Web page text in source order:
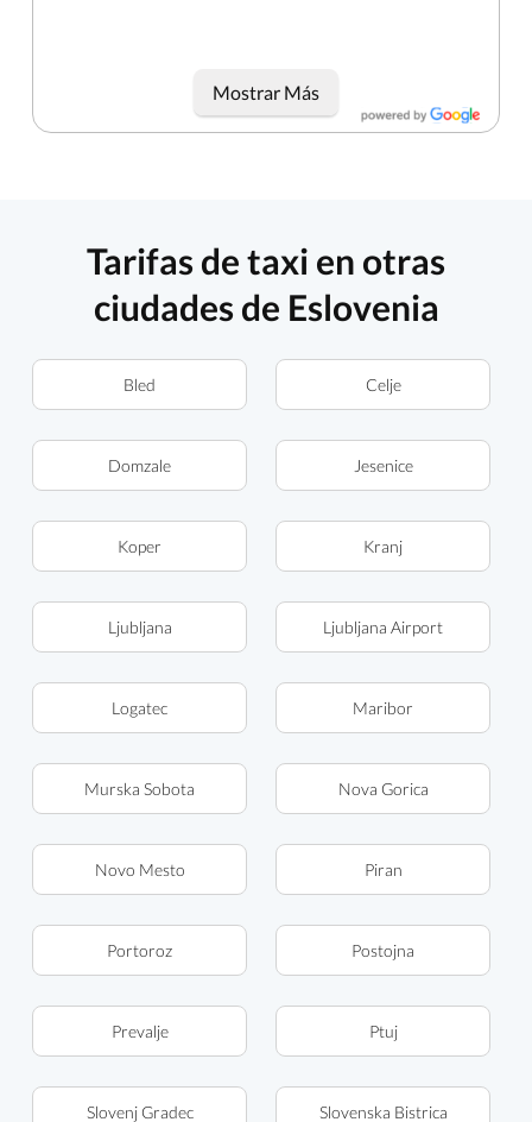
Mostrar Más
Tarifas de taxi en otras
ciudades de Eslovenia
Bled Celje
Domzale Jesenice
Koper Kranj
Ljubljana Ljubljana Airport
Logatec Maribor
Murska Sobota Nova Gorica
Novo Mesto Piran
Portoroz Postojna
Prevalje Ptuj
Slovenj Gradec Slovenska Bistrica